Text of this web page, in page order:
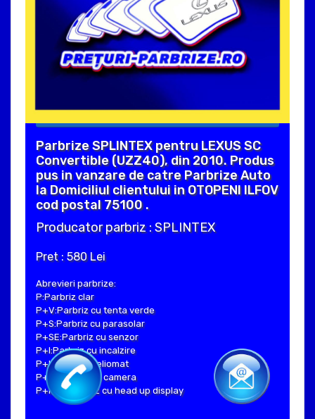
Parbrize SPLINTEX pentru LEXUS SC
Convertible (UZZ40), din 2010. Produs
pus in vanzare de catre Parbrize Auto
la Domiciliul clientului in OTOPENI ILFOV
cod postal 75100 .
Producator parbriz : SPLINTEX
Pret : 580 Lei
Abrevieri parbrize:
P:Parbriz clar
P+V:Parbriz cu tenta verde
P+S:Parbriz cu parasolar
P+SE:Parbriz cu senzor
P+I:Parbriz cu incalzire
P+H:Parbriz heliomat
P+C:Parbriz cu camera
P+Hud:Parbriz cu head up display